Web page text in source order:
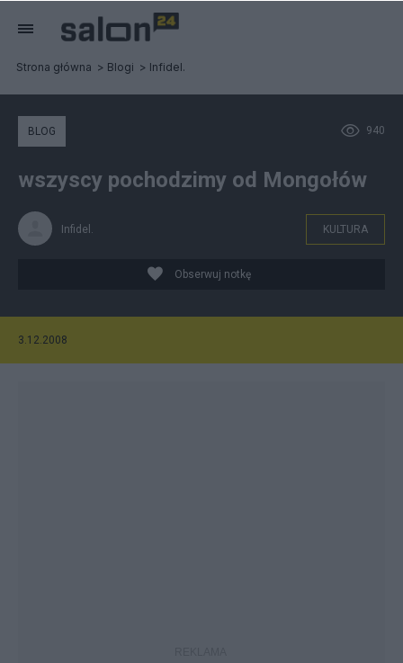
Strona główna Blogi Infidel.
940
BLOG
wszyscy pochodzimy od Mongołów
Infidel. KULTURA
Obserwuj notkę
3.12.2008